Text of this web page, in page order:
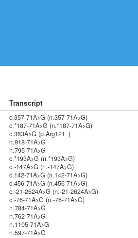
Transcript
c.357-71A>G (n.357-71A>G)
c.*187-71A>G (n.*187-71A>G)
c.363A>G (p.Arg121=)
n.918-71A>G
n.795-71A>G
c.*193A>G (n.*193A>G)
c.-147A>G (n.-147A>G)
c.142-71A>G (n.142-71A>G)
c.456-71A>G (n.456-71A>G)
c.-21-2624A>G (n.-21-2624A>G)
c.-76-71A>G (n.-76-71A>G)
n.784-71A>G
n.762-71A>G
n.1105-71A>G
n.597-71A>G